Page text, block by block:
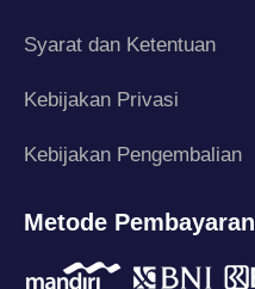
Syarat dan Ketentuan
Kebijakan Privasi
Kebijakan Pengembalian
Metode Pembayaran